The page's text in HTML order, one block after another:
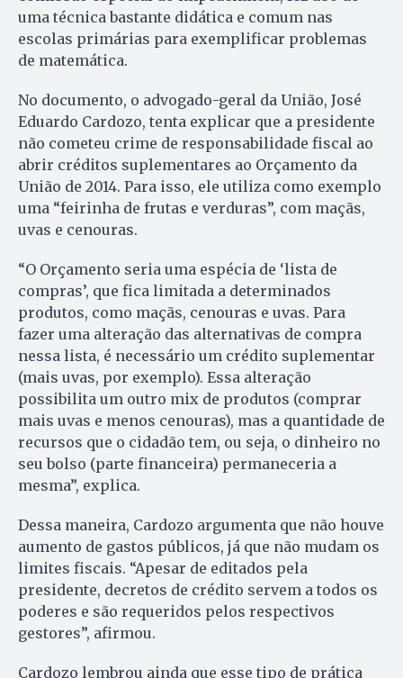
uma técnica bastante didática e comum nas
escolas primárias para exemplificar problemas
de matemática.
No documento, o advogado-geral da União, José
Eduardo Cardozo, tenta explicar que a presidente
não cometeu crime de responsabilidade fiscal ao
abrir créditos suplementares ao Orçamento da
União de 2014. Para isso, ele utiliza como exemplo
uma “feirinha de frutas e verduras”, com maçãs,
uvas e cenouras.
“O Orçamento seria uma espécia de ‘lista de
compras’, que fica limitada a determinados
produtos, como maçãs, cenouras e uvas. Para
fazer uma alteração das alternativas de compra
nessa lista, é necessário um crédito suplementar
(mais uvas, por exemplo). Essa alteração
possibilita um outro mix de produtos (comprar
mais uvas e menos cenouras), mas a quantidade de
recursos que o cidadão tem, ou seja, o dinheiro no
seu bolso (parte financeira) permaneceria a
mesma”, explica.
Dessa maneira, Cardozo argumenta que não houve
aumento de gastos públicos, já que não mudam os
limites fiscais. “Apesar de editados pela
presidente, decretos de crédito servem a todos os
poderes e são requeridos pelos respectivos
gestores”, afirmou.
Cardozo lembrou ainda que esse tipo de prática